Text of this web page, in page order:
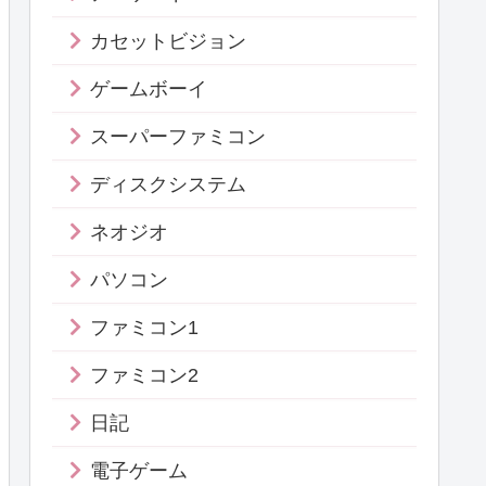
カセットビジョン
ゲームボーイ
スーパーファミコン
ディスクシステム
ネオジオ
パソコン
ファミコン1
ファミコン2
日記
電子ゲーム